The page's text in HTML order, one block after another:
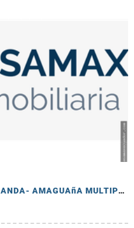
VENTA TERRENO 36.242 MIRANDA- AMAGUAñA MULTIPLE USD